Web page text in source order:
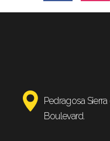
Pedragosa
Boulevard.